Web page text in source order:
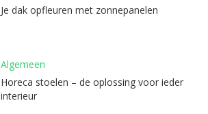
Je dak opfleuren met zonnepanelen
Algemeen
Horeca stoelen – de oplossing voor ieder
interieur